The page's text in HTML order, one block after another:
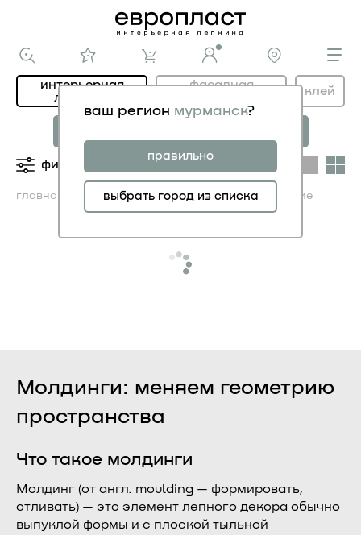
ваш регион мурманск?
правильно
выбрать город из списка
главная каталог ИНТЕРЬЕР молдинги гибкие
интерьерная
лепнина
фасадная
клей
МОДЕРНИСТИК
НОВОЕ АР-ДЕКО
фильтры категории
Молдинги: меняем геометрию
пространства
Что такое молдинги
Молдинг (от англ. moulding — формировать,
отливать) — это элемент лепного декора обычно
выпуклой формы и с плоской тыльной